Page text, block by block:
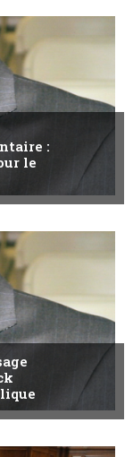
:
le